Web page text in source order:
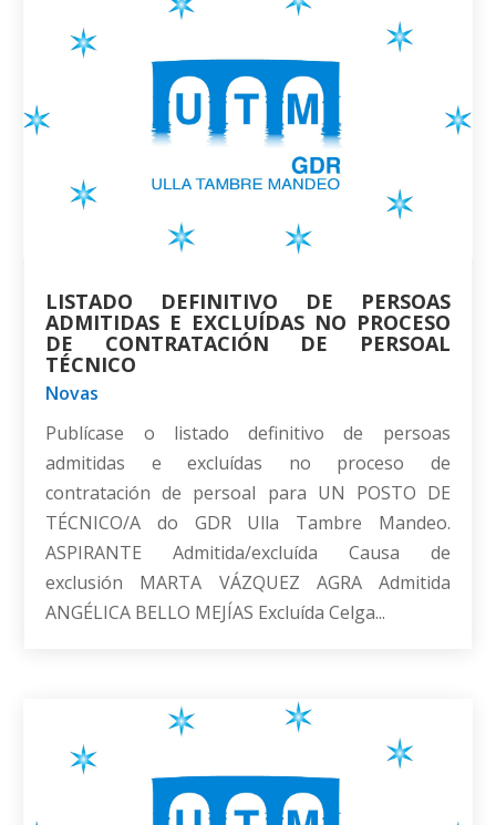
LISTADO DEFINITIVO DE PERSOAS
ADMITIDAS E EXCLUÍDAS NO PROCESO
DE CONTRATACIÓN DE PERSOAL
TÉCNICO
Novas
Publícase o listado definitivo de persoas
admitidas e excluídas no proceso de
contratación de persoal para UN POSTO DE
TÉCNICO/A do GDR Ulla Tambre Mandeo.
ASPIRANTE Admitida/excluída Causa de
exclusión MARTA VÁZQUEZ AGRA Admitida
ANGÉLICA BELLO MEJÍAS Excluída Celga...